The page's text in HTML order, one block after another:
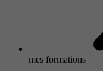
mes formations